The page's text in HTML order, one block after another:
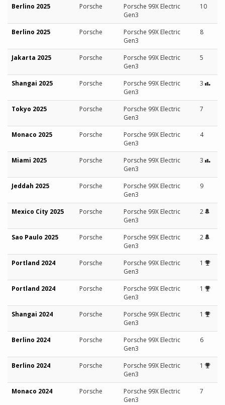
Berlino 2025 Porsche
Porsche 99X Electric
Gen3
10
Berlino 2025 Porsche
Porsche 99X Electric
Gen3
8
Jakarta 2025 Porsche
Porsche 99X Electric
Gen3
5
Shangai 2025 Porsche
Porsche 99X Electric
Gen3
3
Tokyo 2025 Porsche
Porsche 99X Electric
Gen3
7
Monaco 2025 Porsche
Porsche 99X Electric
Gen3
4
Miami 2025 Porsche
Porsche 99X Electric
Gen3
3
Jeddah 2025 Porsche
Porsche 99X Electric
Gen3
9
Mexico City 2025 Porsche
Porsche 99X Electric
Gen3
2
Sao Paulo 2025 Porsche
Porsche 99X Electric
Gen3
2
Portland 2024 Porsche
Porsche 99X Electric
Gen3
1
Portland 2024 Porsche
Porsche 99X Electric
Gen3
1
Shangai 2024 Porsche
Porsche 99X Electric
Gen3
1
Berlino 2024 Porsche
Porsche 99X Electric
Gen3
6
Berlino 2024 Porsche
Porsche 99X Electric
Gen3
1
Monaco 2024 Porsche
Porsche 99X Electric
Gen3
7